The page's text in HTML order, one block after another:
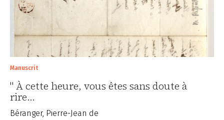
Manuscrit
" À cette heure, vous êtes sans doute à
rire…
Béranger, Pierre-Jean de